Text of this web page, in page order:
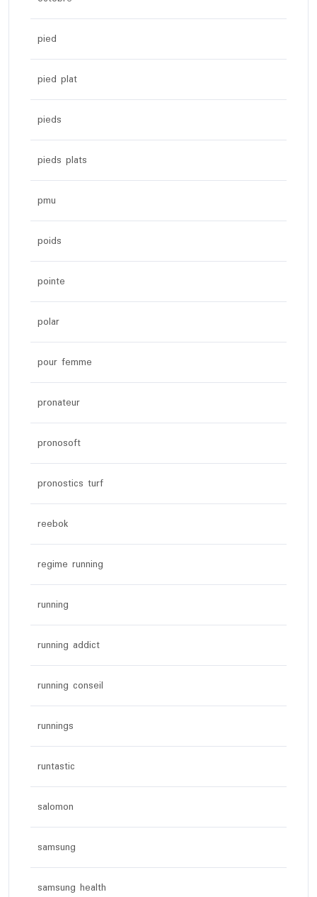
pied
pied plat
pieds
pieds plats
pmu
poids
pointe
polar
pour femme
pronateur
pronosoft
pronostics turf
reebok
regime running
running
running addict
running conseil
runnings
runtastic
salomon
samsung
samsung health